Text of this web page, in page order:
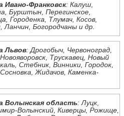
Ивано-Франковск: Калуш,
Бурштын, Перегинское,
Городенка, Тлумач, Косов,
Богородчаны и др.
Львов: Дрогобыч, Червоноград,
Трускавец, Новый
Стебник, Винники, Городок,
Жидачов, Каменка-
Волынская область: Луцк,
Волынский, Киверцы, Рожище,